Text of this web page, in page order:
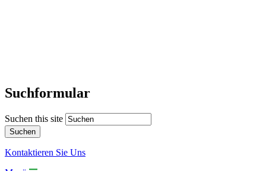
Suchformular
Suchen this site
Kontaktieren Sie Uns